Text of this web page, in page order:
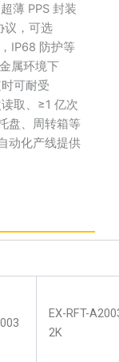
薄 PPS 封装
议，可选
IP68 防护等
属环境下
可耐受
取、≥1 亿次
盘、周转箱等
动化产线提供
EX-RFT-
2K